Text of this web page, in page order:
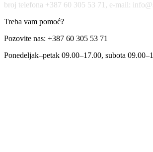
broj telefona +387 60 305 53 71, e-mail:
Treba vam pomoć?
Pozovite nas: +387 60 305 53 71
Ponedeljak–petak 09.00–17.00, subota